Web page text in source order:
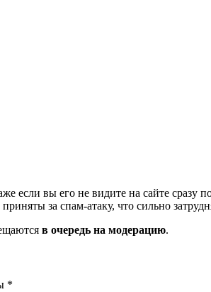
если вы его не видите на сайте сразу
за спам-атаку, что сильно
в очередь на модерацию.
*